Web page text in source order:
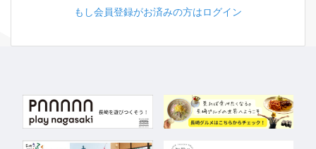
もし会員登録がお済みの方はログイン